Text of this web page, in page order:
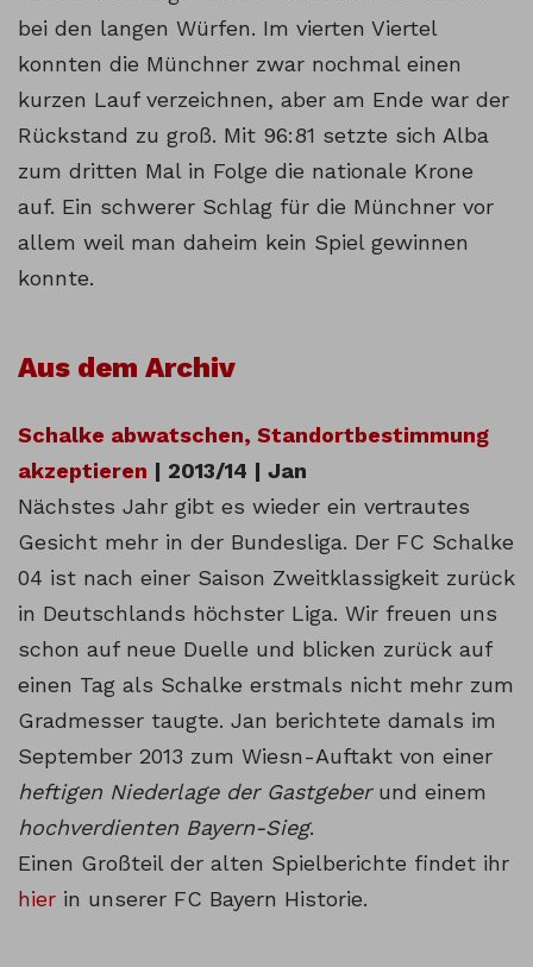
bei den langen Würfen. Im vierten Viertel
konnten die Münchner zwar nochmal einen
kurzen Lauf verzeichnen, aber am Ende war der
Rückstand zu groß. Mit 96:81 setzte sich Alba
zum dritten Mal in Folge die nationale Krone
auf. Ein schwerer Schlag für die Münchner vor
allem weil man daheim kein Spiel gewinnen
konnte.
Aus dem Archiv
Schalke abwatschen, Standortbestimmung
akzeptieren | 2013/14 | Jan
Nächstes Jahr gibt es wieder ein vertrautes
Gesicht mehr in der Bundesliga. Der FC Schalke
04 ist nach einer Saison Zweitklassigkeit zurück
in Deutschlands höchster Liga. Wir freuen uns
schon auf neue Duelle und blicken zurück auf
einen Tag als Schalke erstmals nicht mehr zum
Gradmesser taugte. Jan berichtete damals im
September 2013 zum Wiesn-Auftakt von einer
heftigen Niederlage der Gastgeberund einem
hochverdienten Bayern-Sieg.
Einen Großteil der alten Spielberichte findet ihr
hier in unserer FC Bayern Historie.